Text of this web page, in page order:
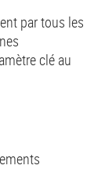
par tous les
clé au